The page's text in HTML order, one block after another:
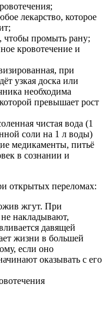
лекарство, которое
чтобы промыть рану;
кровотечение и
при
узкая доска или
необходима
превышает рост
чистая вода (1
соли на 1 л воды)
медикаменты, питьё
в сознании и
открытых переломах:
жгут. При
накладывают,
давящей
жизни в большей
если оно
оказывать с его